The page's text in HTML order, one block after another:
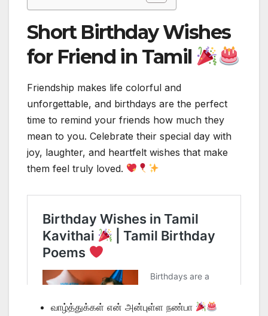
Short Birthday Wishes
for Friend in Tamil
Friendship makes life colorful and
unforgettable, and birthdays are the perfect
time to remind your friends how much they
mean to you. Celebrate their special day with
joy, laughter, and heartfelt wishes that make
them feel truly loved.
வாழ்த்துக்கள் என் அன்புள்ள நண்பா